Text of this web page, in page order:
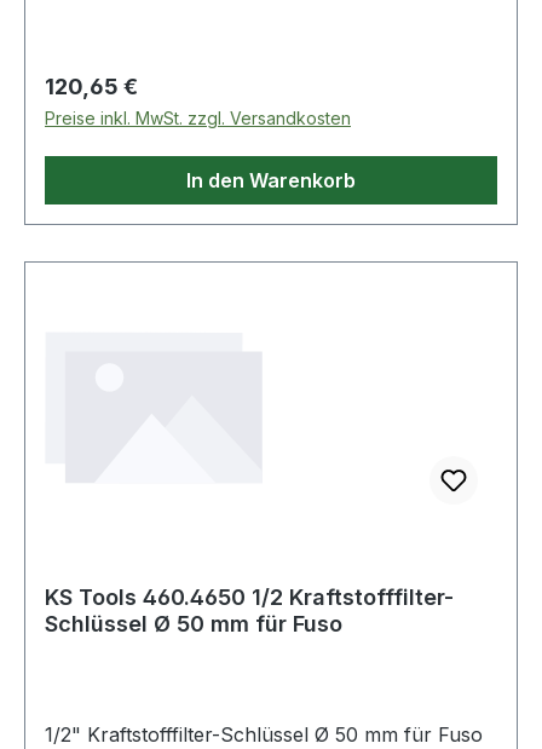
nach DIN 3120 / ISO 1174dampfangelassene
OberflächeSpezial-
WerkzeugstahlAnwendungsgebiete: Fuso Canter
3,5 und 11 t (EURO 4) Weitere Produkte im
Regulärer Preis:
120,65 €
Preise inkl. MwSt. zzgl. Versandkosten
In den Warenkorb
KS Tools 460.4650 1/2 Kraftstofffilter-
Schlüssel Ø 50 mm für Fuso
1/2" Kraftstofffilter-Schlüssel Ø 50 mm für Fuso